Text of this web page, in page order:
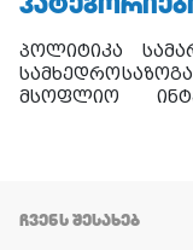
პოლიტიკა
სამხედრო
მსოფლიო
ᲩᲕᲔᲜᲡ ᲨᲔᲡᲐᲮᲔᲑ